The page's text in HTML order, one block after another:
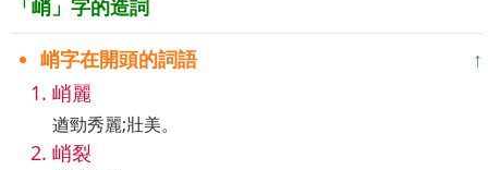
「峭」字的造詞
峭字在開頭的詞語
↑
峭麗
遒勁秀麗;壯美。
峭裂